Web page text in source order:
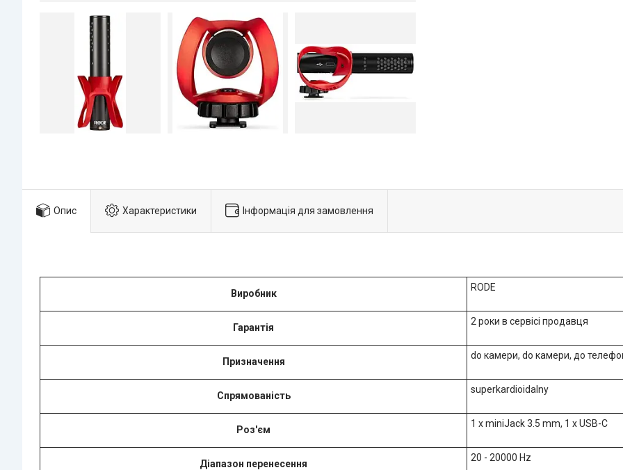
Опис Характеристики Інформація для замовлення
Виробник
RODE
Гарантія
2 роки в сервісі продавця
Призначення
do камери, do камери, до
Спрямованість
superkardioidalny
Роз'єм
1 x miniJack 3.5 mm, 1 x USB-C
Діапазон перенесення
20 - 20000 Hz